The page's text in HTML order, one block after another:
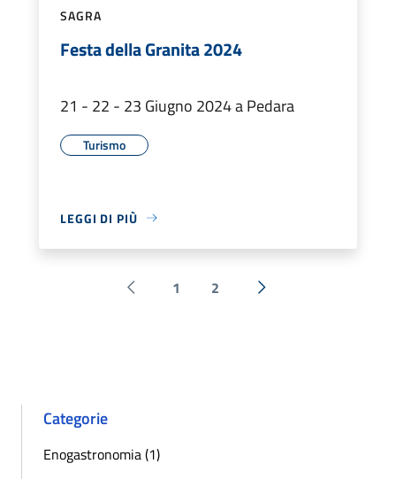
SAGRA
Festa della Granita 2024
21 - 22 - 23 Giugno 2024 a Pedara
Turismo
LEGGI DI PIÙ
Pagina precedente
1 2 Successiva »
Categorie
Enogastronomia (1)